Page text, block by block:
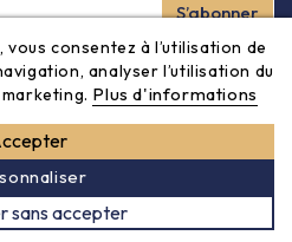
et obtenez -5% à partir
! Vous pouvez vous
les informations de contact
vous consentez à l’utilisation de
analyser l’utilisation du
Plus d'informations
sans accepter